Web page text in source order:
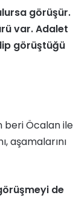
görüşür.
var. Adalet
görüştüğü
beri Öcalan ile
aşamalarını
de